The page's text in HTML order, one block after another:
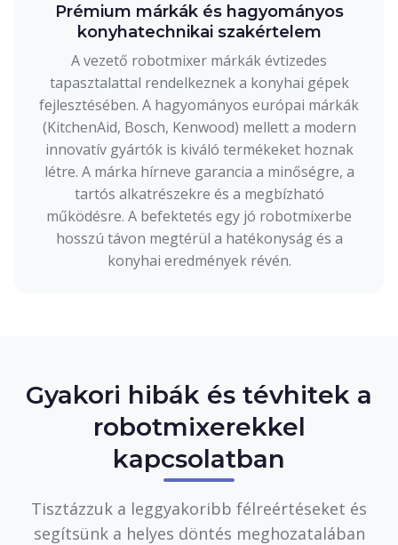
Prémium márkák és hagyományos
konyhatechnikai szakértelem
A vezető robotmixer márkák évtizedes
tapasztalattal rendelkeznek a konyhai gépek
fejlesztésében. A hagyományos európai márkák
(KitchenAid, Bosch, Kenwood) mellett a modern
innovatív gyártók is kiváló termékeket hoznak
létre. A márka hírneve garancia a minőségre, a
tartós alkatrészekre és a megbízható
működésre. A befektetés egy jó robotmixerbe
hosszú távon megtérül a hatékonyság és a
konyhai eredmények révén.
Gyakori hibák és tévhitek a
robotmixerekkel
kapcsolatban
Tisztázzuk a leggyakoribb félreértéseket és
segítsünk a helyes döntés meghozatalában